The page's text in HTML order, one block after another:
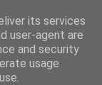
its services
user-agent are
and security
usage